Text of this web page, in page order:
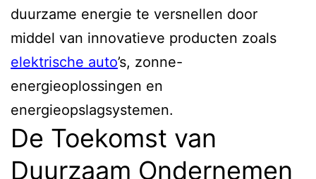
duurzame energie te versnellen door
middel van innovatieve producten zoals
elektrische auto’s, zonne-
energieoplossingen en
energieopslagsystemen.
De Toekomst van
Duurzaam Ondernemen